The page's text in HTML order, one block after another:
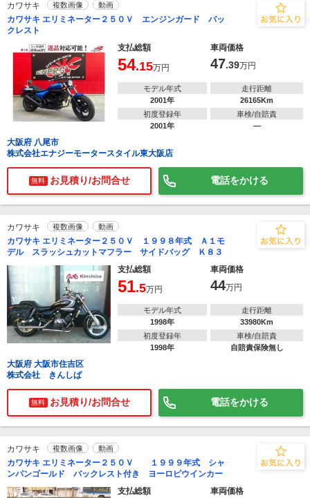
カワサキ 複数画像 動画
カワサキ エリミネーター２５０Ｖ エンジンガード バッ
クレスト
支払総額
車両価格
54.15万円 47.39万円
モデル年式
2001年
走行距離
26165Km
初度登録年
2001年
車検/自賠責
―
大阪府 八尾市
株式会社エナジーモータースタイル東大阪店
無料 お見積り/お問合せ 電話をかける
カワサキ 複数画像 動画
カワサキ エリミネーター２５０Ｖ １９９８年式 Ａ１モ
デル スラッシュカットマフラー サイドバッグ Ｋ８３
支払総額
車両価格
51.5万円 44万円
モデル年式
1998年
走行距離
33980Km
初度登録年
1998年
車検/自賠責
自賠責保険無し
大阪府 大阪市住吉区
株式会社 きんしば
無料 お見積り/お問合せ 電話をかける
カワサキ 複数画像 動画
カワサキ エリミネーター２５０Ｖ １９９９年式 シャ
ンパンゴールド バックレスト付き ヨーロピウインカー
支払総額
車両価格